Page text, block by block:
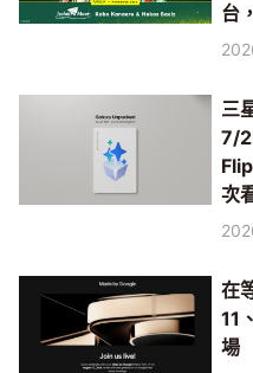
台
三
7/
次
在
11
場